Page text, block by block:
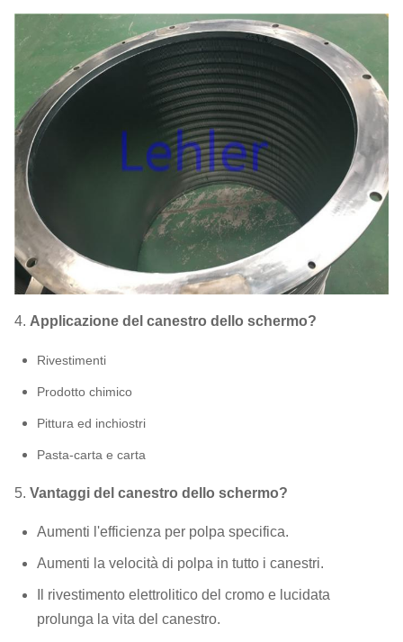
4. Applicazione del canestro dello schermo?
Rivestimenti
Prodotto chimico
Pittura ed inchiostri
Pasta-carta e carta
5. Vantaggi del canestro dello schermo?
Aumenti l'efficienza per polpa specifica.
Aumenti la velocità di polpa in tutto i canestri.
Il rivestimento elettrolitico del cromo e lucidata
prolunga la vita del canestro.